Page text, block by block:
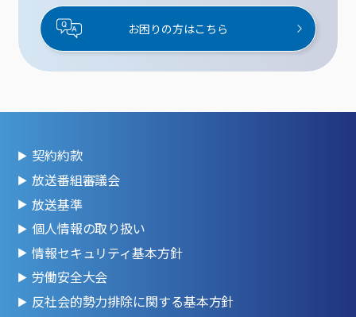
お困りの方はこちら
契約約款
放送番組審議会
放送基準
個人情報の取り扱い
情報セキュリティ基本方針
労働安全大会
反社会的勢力排除に関する基本方針